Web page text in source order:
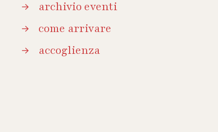
archivio eventi
come arrivare
accoglienza